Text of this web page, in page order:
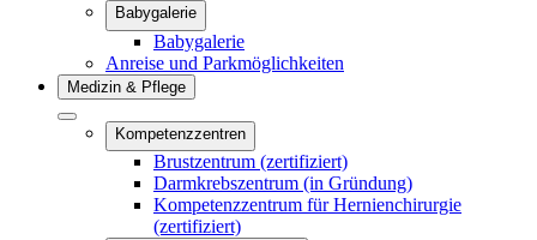
Babygalerie
Babygalerie
Anreise und Parkmöglichkeiten
Medizin & Pflege
Kompetenzzentren
Brustzentrum (zertifiziert)
Darmkrebszentrum (in Gründung)
Kompetenzzentrum für Hernienchirurgie
(zertifiziert)